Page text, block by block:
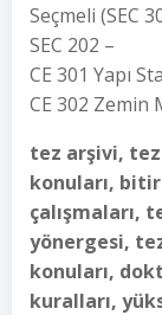
Seçmeli (SEC
SEC 202 –
CE 301 Yapı
CE 302 Zemin
tez arşivi,
konuları,
çalışmaları,
yönergesi,
konuları,
kuralları,